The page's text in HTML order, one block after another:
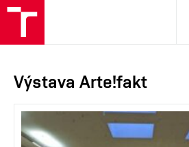
Výstava Arte!fakt